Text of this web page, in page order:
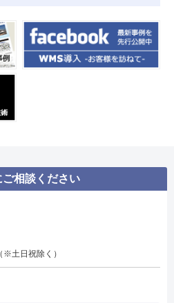
ご相談ください
土日祝除く）